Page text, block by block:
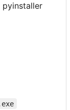
pyinstaller